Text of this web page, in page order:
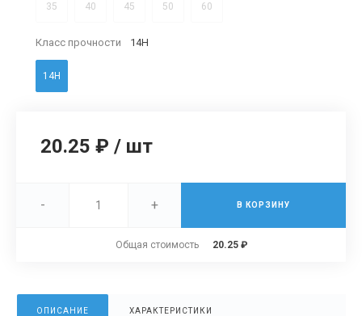
35 40 45 50 60
Класс прочности 14H
14H
20.25 ₽ / шт
- + В КОРЗИНУ
Общая стоимость 20.25 ₽
ОПИСАНИЕ ХАРАКТЕРИСТИКИ